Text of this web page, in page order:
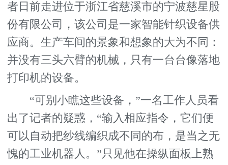
者日前走进位于浙江省慈溪市的宁波慈星股
份有限公司，该公司是一家智能针织设备供
应商。生产车间的景象和想象的大为不同：
并没有三头六臂的机械，只有一台台像落地
打印机的设备。
“可别小瞧这些设备，”一名工作人员看
出了记者的疑惑，“输入相应指令，它们便
可以自动把纱线编织成不同的布，是当之无
愧的工业机器人。”只见他在操纵面板上熟